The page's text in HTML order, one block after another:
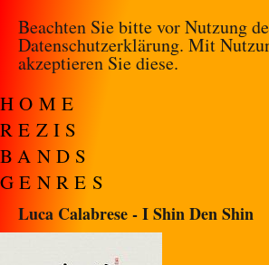
Beachten Sie bitte vor Nutzung
Datenschutzerklärung. Mit
akzeptieren Sie diese.
HOME
REZIS
BANDS
GENRES
Luca Calabrese - I Shin Den Shin